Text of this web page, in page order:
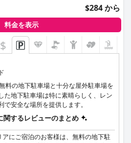
$284 から
料金を表示
$
料の地下駐車場と十分な屋外駐車場を
た地下駐車場は特に素晴らしく、レン
安全な場所を提供します。
関するレビューのまとめ
にご宿泊のお客様は、無料の地下駐